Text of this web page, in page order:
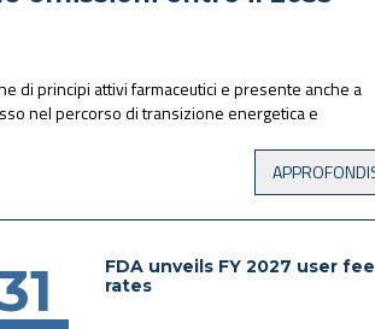
di principi attivi farmaceutici e presente anche a
nel percorso di transizione energetica e
FDA unveils FY 2027 user fee
rates